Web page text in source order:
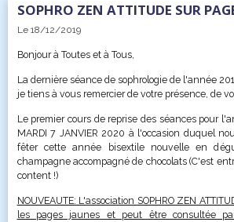
SOPHRO ZEN ATTITUDE SUR
Le 18/12/2019
Bonjour à Toutes et à Tous,
La dernière séance de sophrologie de l'année
je tiens à vous remercier de votre présence, de
Le premier cours de reprise des séances pour
MARDI 7 JANVIER 2020 à l'occasion duquel
fêter cette année bisextile nouvelle en
champagne accompagné de chocolats (C'est
content !)
NOUVEAUTE: L'association SOPHRO ZEN
les pages jaunes et peut être consultée